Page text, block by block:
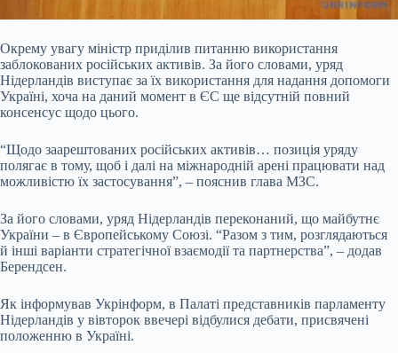
Окрему увагу міністр приділив питанню використання
заблокованих російських активів. За його словами, уряд
Нідерландів виступає за їх використання для надання допомоги
Україні, хоча на даний момент в ЄС ще відсутній повний
консенсус щодо цього.
“Щодо заарештованих російських активів… позиція уряду
полягає в тому, щоб і далі на міжнародній арені працювати над
можливістю їх застосування”, – пояснив глава МЗС.
За його словами, уряд Нідерландів переконаний, що майбутнє
України – в Європейському Союзі. “Разом з тим, розглядаються
й інші варіанти стратегічної взаємодії та партнерства”, – додав
Берендсен.
Як інформував Укрінформ, в Палаті представників парламенту
Нідерландів у вівторок ввечері відбулися дебати, присвячені
положенню в Україні.